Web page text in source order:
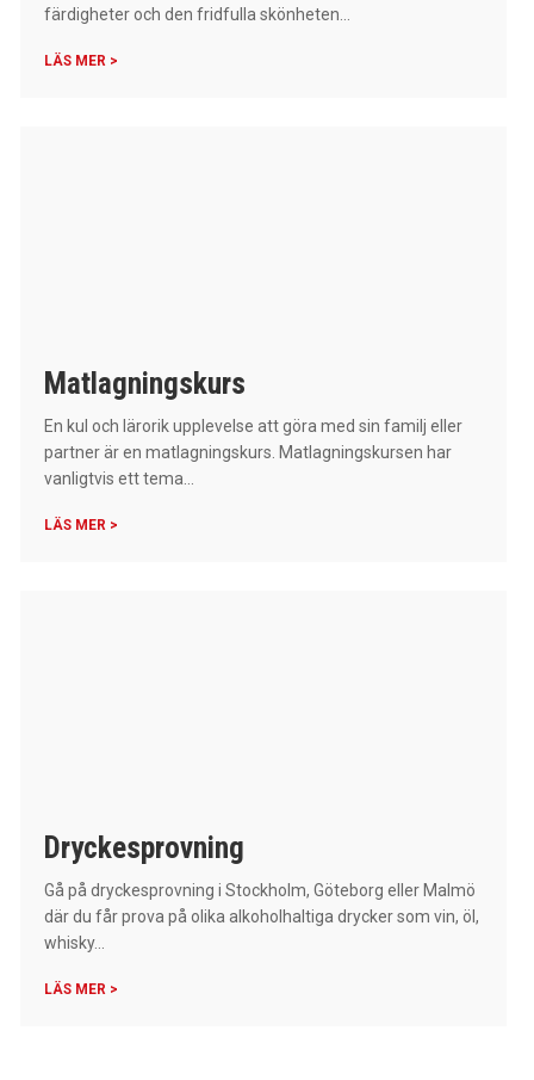
färdigheter och den fridfulla skönheten...
LÄS MER >
Matlagningskurs
En kul och lärorik upplevelse att göra med sin familj eller
partner är en matlagningskurs. Matlagningskursen har
vanligtvis ett tema...
LÄS MER >
Dryckesprovning
Gå på dryckesprovning i Stockholm, Göteborg eller Malmö
där du får prova på olika alkoholhaltiga drycker som vin, öl,
whisky...
LÄS MER >